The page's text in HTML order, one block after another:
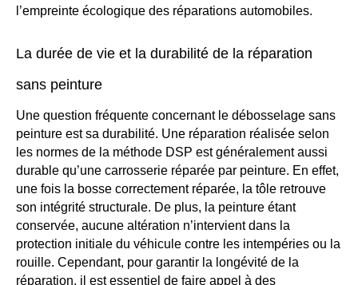
l’empreinte écologique des réparations automobiles.
La durée de vie et la durabilité de la réparation
sans peinture
Une question fréquente concernant le débosselage sans
peinture est sa durabilité. Une réparation réalisée selon
les normes de la méthode DSP est généralement aussi
durable qu’une carrosserie réparée par peinture. En effet,
une fois la bosse correctement réparée, la tôle retrouve
son intégrité structurale. De plus, la peinture étant
conservée, aucune altération n’intervient dans la
protection initiale du véhicule contre les intempéries ou la
rouille. Cependant, pour garantir la longévité de la
réparation, il est essentiel de faire appel à des